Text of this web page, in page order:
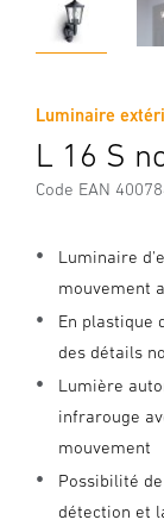
Luminaire
L 16 S
Code EAN
Luminaire
mouvement
En plastique
des détails
Lumière
infrarouge
mouvement
Possibilité
détection et